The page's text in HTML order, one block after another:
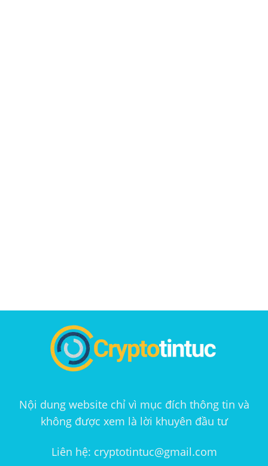
Nội dung website chỉ vì mục đích thông tin và
không được xem là lời khuyên đầu tư
Liên hệ: cryptotintuc@gmail.com